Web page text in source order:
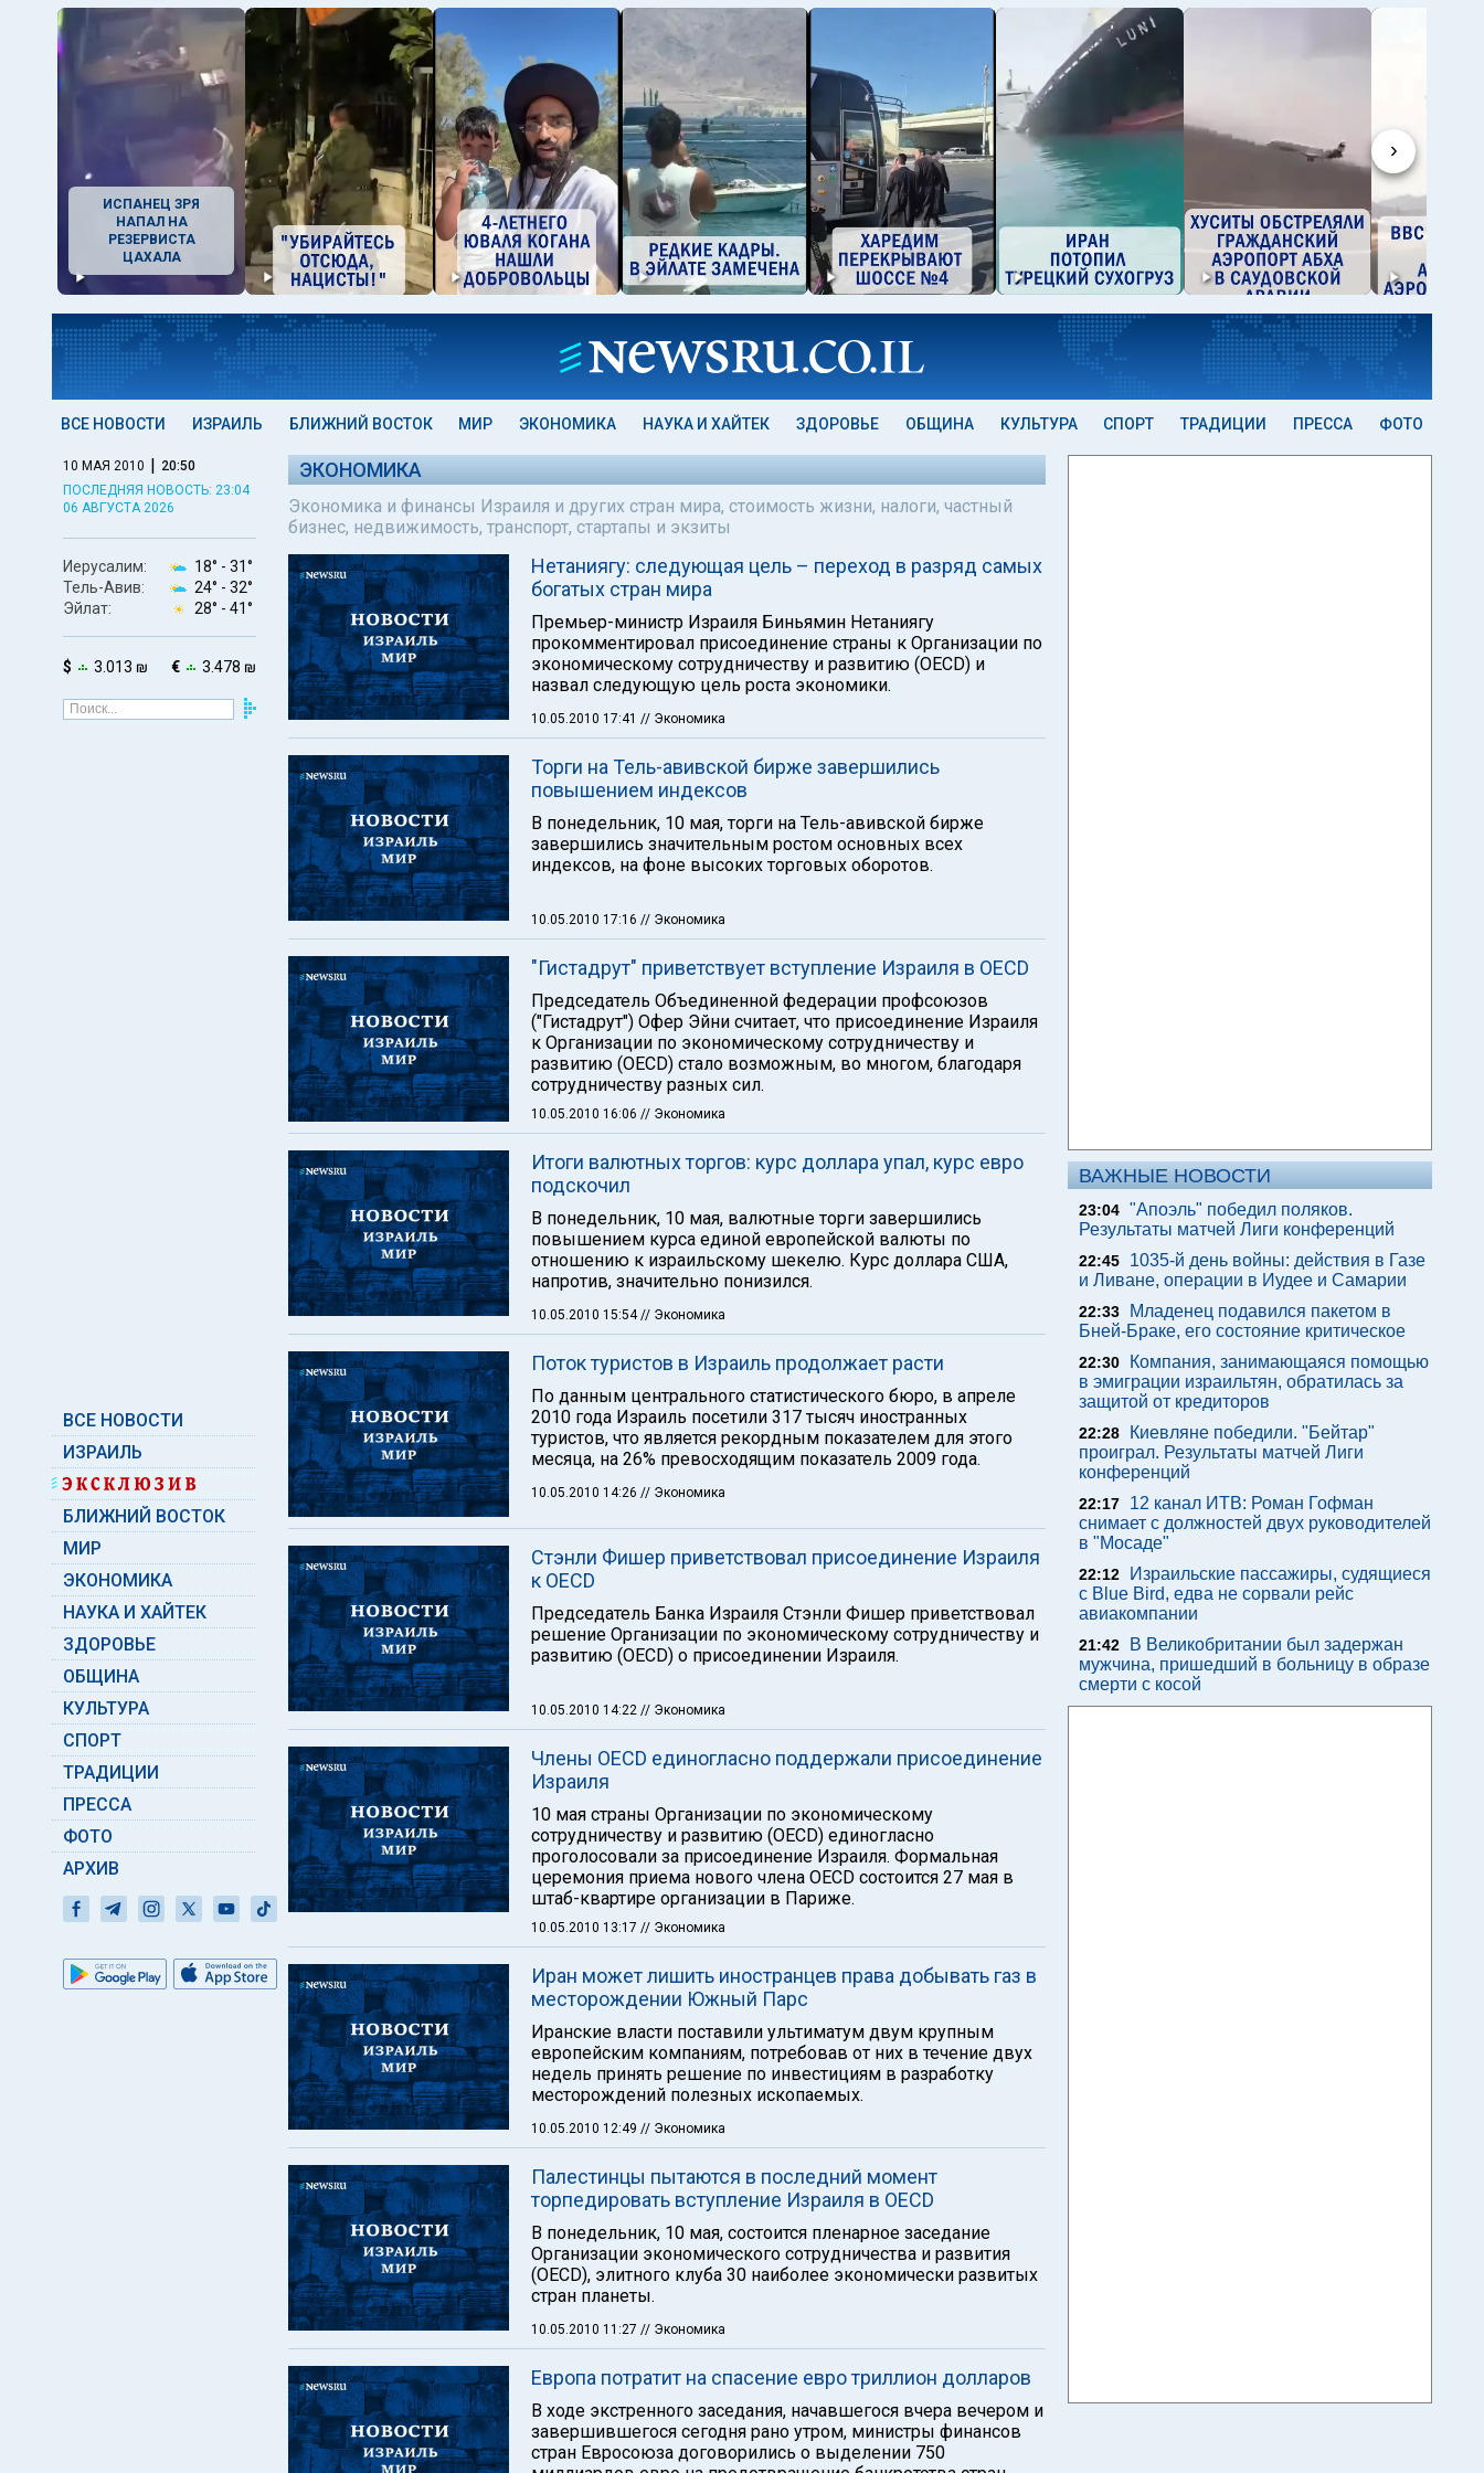
›
ИСПАНЕЦ ЗРЯ
НАПАЛ НА
РЕЗЕРВИСТА
ЦАХАЛА
ВСЕ НОВОСТИ ИЗРАИЛЬ БЛИЖНИЙ ВОСТОК МИР ЭКОНОМИКА НАУКА И ХАЙТЕК ЗДОРОВЬЕ ОБЩИНА КУЛЬТУРА СПОРТ ТРАДИЦИИ ПРЕССА ФОТО
10 МАЯ 2010 | 20:50
ПОСЛЕДНЯЯ НОВОСТЬ: 23:04
06 АВГУСТА 2026
Иерусалим: 18° - 31°
Тель-Авив:
24° - 32°
Эйлат:
28° - 41°
$ 3.013 ₪ € 3.478 ₪
ВСЕ НОВОСТИ
ИЗРАИЛЬ
БЛИЖНИЙ ВОСТОК
МИР
ЭКОНОМИКА
НАУКА И ХАЙТЕК
ЗДОРОВЬЕ
ОБЩИНА
КУЛЬТУРА
СПОРТ
ТРАДИЦИИ
ПРЕССА
ФОТО
АРХИВ
ЭКОНОМИКА
Экономика и финансы Израиля и других стран мира, стоимость жизни, налоги, частный
бизнес, недвижимость, транспорт, стартапы и экзиты
Нетаниягу: следующая цель – переход в разряд самых
богатых стран мира
Премьер-министр Израиля Биньямин Нетаниягу
прокомментировал присоединение страны к Организации по
экономическому сотрудничеству и развитию (OECD) и
назвал следующую цель роста экономики.
10.05.2010 17:41 // Экономика
Торги на Тель-авивской бирже завершились
повышением индексов
В понедельник, 10 мая, торги на Тель-авивской бирже
завершились значительным ростом основных всех
индексов, на фоне высоких торговых оборотов.
10.05.2010 17:16 // Экономика
"Гистадрут" приветствует вступление Израиля в OECD
Председатель Объединенной федерации профсоюзов
("Гистадрут") Офер Эйни считает, что присоединение Израиля
к Организации по экономическому сотрудничеству и
развитию (OECD) стало возможным, во многом, благодаря
сотрудничеству разных сил.
10.05.2010 16:06 // Экономика
Итоги валютных торгов: курс доллара упал, курс евро
подскочил
В понедельник, 10 мая, валютные торги завершились
повышением курса единой европейской валюты по
отношению к израильскому шекелю. Курс доллара США,
напротив, значительно понизился.
10.05.2010 15:54// Экономика
Поток туристов в Израиль продолжает расти
По данным центрального статистического бюро, в апреле
2010 года Израиль посетили 317 тысяч иностранных
туристов, что является рекордным показателем для этого
месяца, на 26% превосходящим показатель 2009 года.
10.05.2010 14:26 // Экономика
Стэнли Фишер приветствовал присоединение Израиля
к OECD
Председатель Банка Израиля Стэнли Фишер приветствовал
решение Организации по экономическому сотрудничеству и
развитию (OECD) о присоединении Израиля.
10.05.2010 14:22 // Экономика
Члены OECD единогласно поддержали присоединение
Израиля
10 мая страны Организации по экономическому
сотрудничеству и развитию (OECD) единогласно
проголосовали за присоединение Израиля. Формальная
церемония приема нового члена OECD состоится 27 мая в
штаб-квартире организации в Париже.
10.05.2010 13:17 // Экономика
Иран может лишить иностранцев права добывать газ в
месторождении Южный Парс
Иранские власти поставили ультиматум двум крупным
европейским компаниям, потребовав от них в течение двух
недель принять решение по инвестициям в разработку
месторождений полезных ископаемых.
10.05.2010 12:49 // Экономика
Палестинцы пытаются в последний момент
торпедировать вступление Израиля в OECD
В понедельник, 10 мая, состоится пленарное заседание
Организации экономического сотрудничества и развития
(OECD), элитного клуба 30 наиболее экономически развитых
стран планеты.
10.05.2010 11:27 // Экономика
Европа потратит на спасение евро триллион долларов
В ходе экстренного заседания, начавшегося вчера вечером и
завершившегося сегодня рано утром, министры финансов
стран Евросоюза договорились о выделении 750
ВАЖНЫЕ НОВОСТИ
23:04 "Апоэль" победил поляков.
Результаты матчей Лиги конференций
22:45
1035-й день войны: действия в Газе
и Ливане, операции в Иудее и Самарии
22:33
Младенец подавился пакетом в
Бней-Браке, его состояние критическое
22:30
Компания, занимающаяся помощью
в эмиграции израильтян, обратилась за
защитой от кредиторов
22:28
Киевляне победили. "Бейтар"
проиграл. Результаты матчей Лиги
конференций
22:17
12 канал ИТВ: Роман Гофман
снимает с должностей двух руководителей
в "Мосаде"
22:12
Израильские пассажиры, судящиеся
с Blue Bird, едва не сорвали рейс
авиакомпании
21:42
В Великобритании был задержан
мужчина, пришедший в больницу в образе
смерти с косой